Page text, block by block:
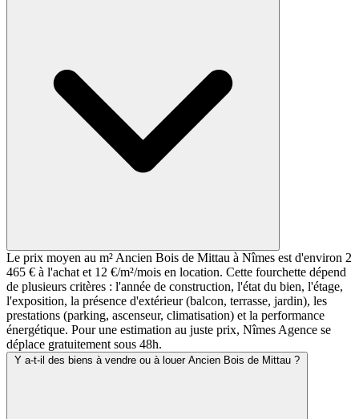
Le prix moyen au m² Ancien Bois de Mittau à Nîmes est d'environ 2
465 € à l'achat et 12 €/m²/mois en location. Cette fourchette dépend
de plusieurs critères : l'année de construction, l'état du bien, l'étage,
l'exposition, la présence d'extérieur (balcon, terrasse, jardin), les
prestations (parking, ascenseur, climatisation) et la performance
énergétique. Pour une estimation au juste prix, Nîmes Agence se
déplace gratuitement sous 48h.
Y a-t-il des biens à vendre ou à louer Ancien Bois de Mittau ?